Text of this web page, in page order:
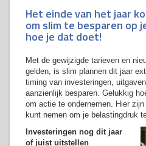
Het einde van het jaar
om slim te besparen op
hoe je dat doet!
Met de gewijzigde tarieven en
gelden, is slim plannen dit jaar
timing van investeringen,
aanzienlijk besparen. Gelukkig
om actie te ondernemen. Hier
kunt nemen om je belastingdruk
Investeringen nog dit jaar
of juist uitstellen